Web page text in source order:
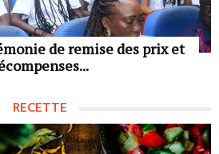
de remise des prix et
RECETTE